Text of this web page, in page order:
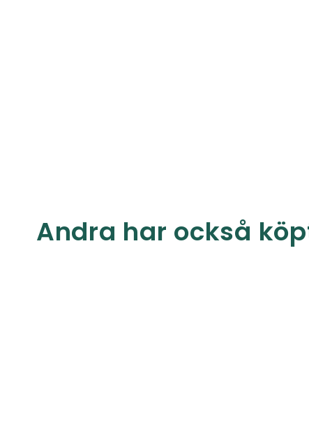
Andra har också